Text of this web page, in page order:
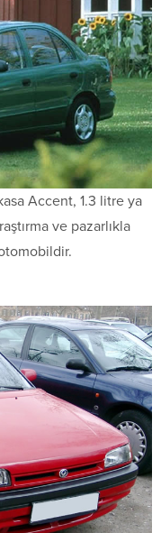
Accent, 1.3 litre ya
ve pazarlıkla